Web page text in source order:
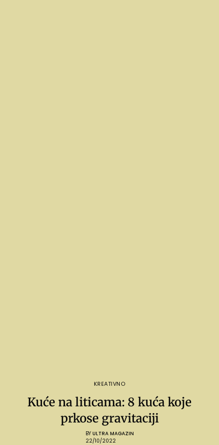
KREATIVNO
Kuće na liticama: 8 kuća koje
prkose gravitaciji
BY ULTRA MAGAZIN
22/10/2022